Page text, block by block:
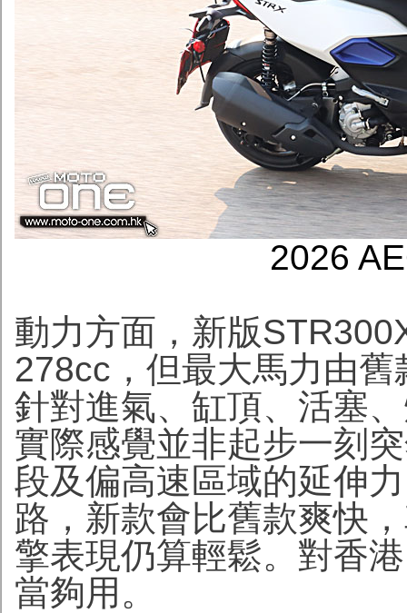
2026
動力方面，新版
278cc，但最大馬力由
針對進氣、缸頂、活塞
實際感覺並非起步一刻
段及偏高速區域的延伸
路，新款會比舊款爽快
擎表現仍算輕鬆。對香
當夠用。